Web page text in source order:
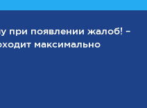
при появлении жалоб! –
максимально